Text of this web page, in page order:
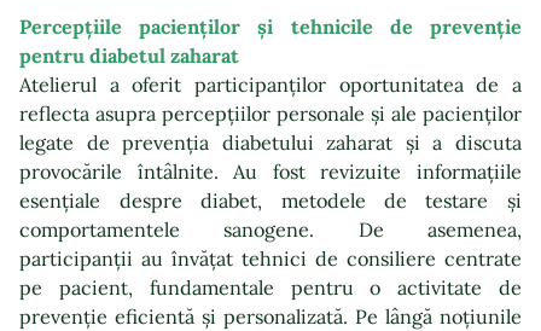
Percepțiile pacienților și tehnicile de prevenție
pentru diabetul zaharat
Atelierul a oferit participanților oportunitatea de a
reflecta asupra percepțiilor personale și ale pacienților
legate de prevenția diabetului zaharat și a discuta
provocările întâlnite. Au fost revizuite informațiile
esențiale despre diabet, metodele de testare și
comportamentele sanogene. De asemenea,
participanții au învățat tehnici de consiliere centrate
pe pacient, fundamentale pentru o activitate de
prevenție eficientă și personalizată. Pe lângă noțiunile